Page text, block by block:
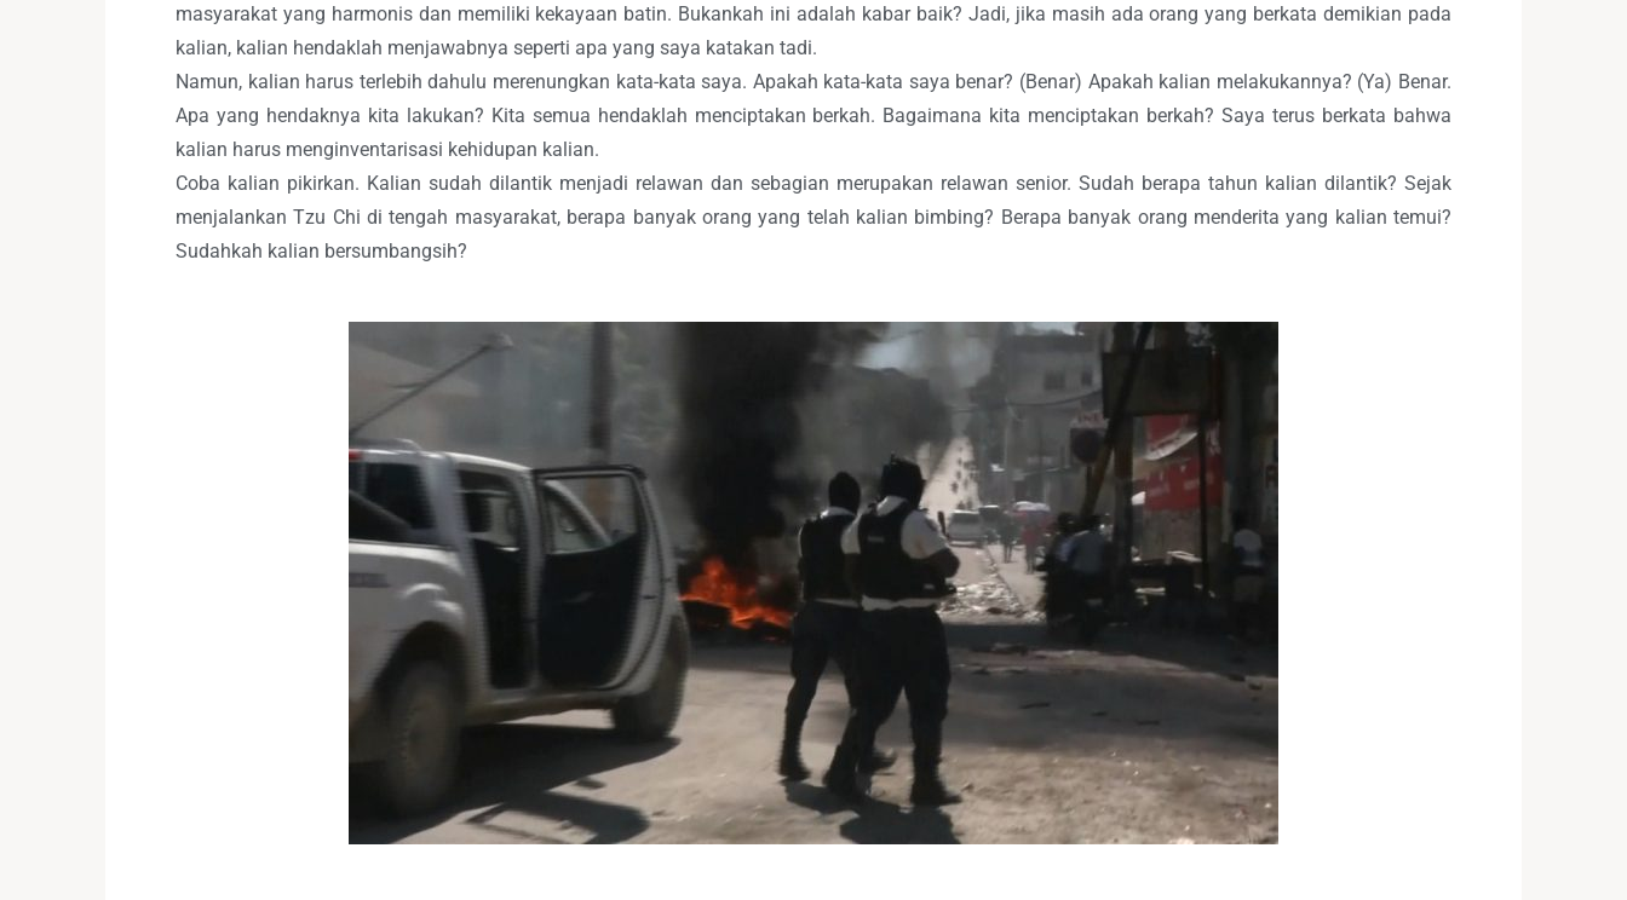
masyarakat yang harmonis dan memiliki kekayaan batin. Bukankah ini adalah kabar baik? Jadi, jika masih ada orang yang berkata demikian pada
kalian, kalian hendaklah menjawabnya seperti apa yang saya katakan tadi.
Namun, kalian harus terlebih dahulu merenungkan kata-kata saya. Apakah kata-kata saya benar? (Benar) Apakah kalian melakukannya? (Ya) Benar.
Apa yang hendaknya kita lakukan? Kita semua hendaklah menciptakan berkah. Bagaimana kita menciptakan berkah? Saya terus berkata bahwa
kalian harus menginventarisasi kehidupan kalian.
Coba kalian pikirkan. Kalian sudah dilantik menjadi relawan dan sebagian merupakan relawan senior. Sudah berapa tahun kalian dilantik? Sejak
menjalankan Tzu Chi di tengah masyarakat, berapa banyak orang yang telah kalian bimbing? Berapa banyak orang menderita yang kalian temui?
Sudahkah kalian bersumbangsih?